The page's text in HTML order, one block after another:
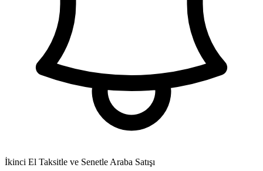
İkinci El Taksitle ve Senetle Araba Satışı